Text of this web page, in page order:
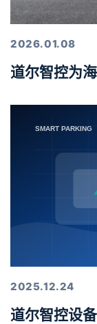
2026.01.08
道尔智控为
2025.12.24
道尔智控设